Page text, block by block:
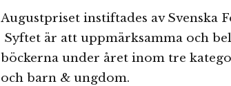
Augustpriset instiftades av Svenska
Syftet är att uppmärksamma och
böckerna under året inom tre
och barn & ungdom.